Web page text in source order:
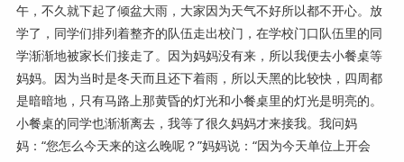
午，不久就下起了倾盆大雨，大家因为天气不好所以都不开心。放
学了，同学们排列着整齐的队伍走出校门，在学校门口队伍里的同
学渐渐地被家长们接走了。因为妈妈没有来，所以我便去小餐桌等
妈妈。因为当时是冬天而且还下着雨，所以天黑的比较快，四周都
是暗暗地，只有马路上那黄昏的灯光和小餐桌里的灯光是明亮的。
小餐桌的同学也渐渐离去，我等了很久妈妈才来接我。我问妈
妈：“您怎么今天来的这么晚呢？”妈妈说：“因为今天单位上开会